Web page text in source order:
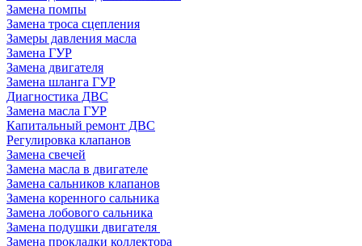
Замена помпы
Замена троса сцепления
Замеры давления масла
Замена ГУР
Замена двигателя
Замена шланга ГУР
Диагностика ДВС
Замена масла ГУР
Капитальный ремонт ДВС
Регулировка клапанов
Замена свечей
Замена масла в двигателе
Замена сальников клапанов
Замена коренного сальника
Замена лобового сальника
Замена подушки двигателя
Замена прокладки коллектора